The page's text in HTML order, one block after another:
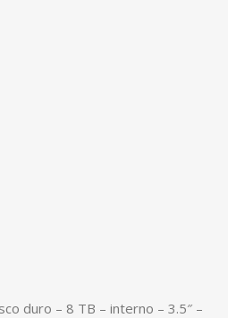
duro – 8 TB – interno – 3.5″ –